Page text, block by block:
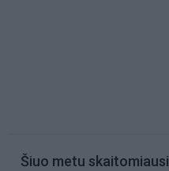
Šiuo metu skaitomiausi